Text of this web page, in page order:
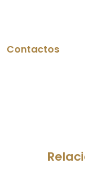
Contactos